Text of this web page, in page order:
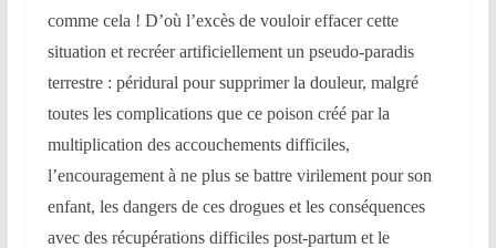
comme cela ! D’où l’excès de vouloir effacer cette
situation et recréer artificiellement un pseudo-paradis
terrestre : péridural pour supprimer la douleur, malgré
toutes les complications que ce poison créé par la
multiplication des accouchements difficiles,
l’encouragement à ne plus se battre virilement pour son
enfant, les dangers de ces drogues et les conséquences
avec des récupérations difficiles post-partum et le